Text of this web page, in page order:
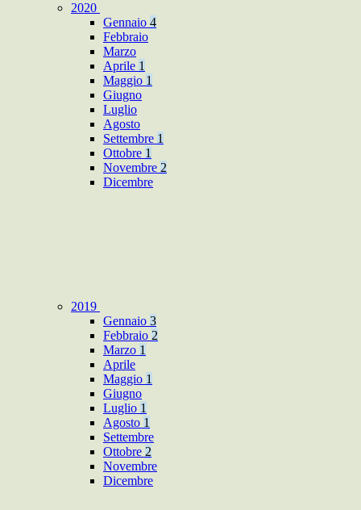
2020
Gennaio 4
Febbraio
Marzo
Aprile 1
Maggio 1
Giugno
Luglio
Agosto
Settembre 1
Ottobre 1
Novembre 2
Dicembre
2019
Gennaio 3
Febbraio 2
Marzo 1
Aprile
Maggio 1
Giugno
Luglio 1
Agosto 1
Settembre
Ottobre 2
Novembre
Dicembre